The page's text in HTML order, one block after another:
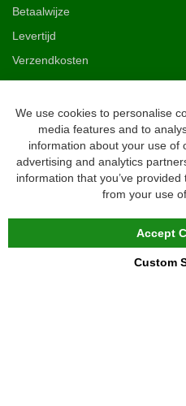
Betaalwijze
Levertijd
Verzendkosten
Ruilen & retourneren
Vragen
Veelgestelde vragen
Maattabel
We use cookies to personalise
media features and to
information about your use of
advertising and analytics
information that you’ve
from your use
Accept
Custom